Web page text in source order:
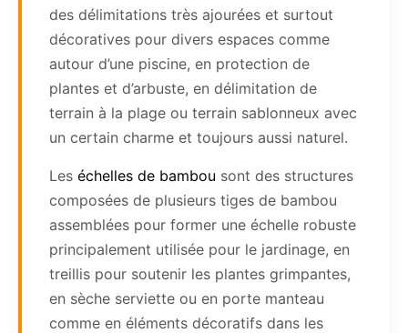
des délimitations très ajourées et surtout
décoratives pour divers espaces comme
autour d’une piscine, en protection de
plantes et d’arbuste, en délimitation de
terrain à la plage ou terrain sablonneux avec
un certain charme et toujours aussi naturel.
Les échelles de bambou sont des structures
composées de plusieurs tiges de bambou
assemblées pour former une échelle robuste
principalement utilisée pour le jardinage, en
treillis pour soutenir les plantes grimpantes,
en sèche serviette ou en porte manteau
comme en éléments décoratifs dans les